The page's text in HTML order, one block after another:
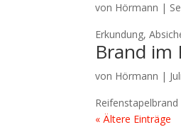
von Hörmann |
Erkundung,
Brand im
von Hörmann |
« Ältere Einträge